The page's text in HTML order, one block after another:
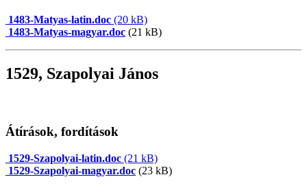
1483-Matyas-latin.doc (20 kB)
1483-Matyas-magyar.doc (21 kB)
1529, Szapolyai János
Átírások, fordítások
1529-Szapolyai-latin.doc (21 kB)
1529-Szapolyai-magyar.doc (23 kB)